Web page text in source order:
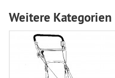
Weitere Kategorien